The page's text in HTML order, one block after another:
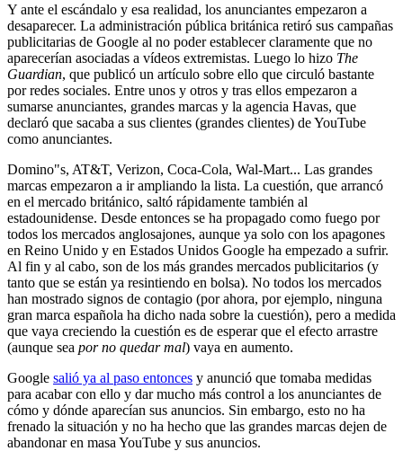
Y ante el escándalo y esa realidad, los anunciantes empezaron a
desaparecer. La administración pública británica retiró sus campañas
publicitarias de Google al no poder establecer claramente que no
aparecerían asociadas a vídeos extremistas. Luego lo hizo The
Guardian, que publicó un artículo sobre ello que circuló bastante
por redes sociales. Entre unos y otros y tras ellos empezaron a
sumarse anunciantes, grandes marcas y la agencia Havas, que
declaró que sacaba a sus clientes (grandes clientes) de YouTube
como anunciantes.
Domino"s, AT&T, Verizon, Coca-Cola, Wal-Mart... Las grandes
marcas empezaron a ir ampliando la lista. La cuestión, que arrancó
en el mercado británico, saltó rápidamente también al
estadounidense. Desde entonces se ha propagado como fuego por
todos los mercados anglosajones, aunque ya solo con los apagones
en Reino Unido y en Estados Unidos Google ha empezado a sufrir.
Al fin y al cabo, son de los más grandes mercados publicitarios (y
tanto que se están ya resintiendo en bolsa). No todos los mercados
han mostrado signos de contagio (por ahora, por ejemplo, ninguna
gran marca española ha dicho nada sobre la cuestión), pero a medida
que vaya creciendo la cuestión es de esperar que el efecto arrastre
(aunque sea por no quedar mal) vaya en aumento.
Google salió ya al paso entonces y anunció que tomaba medidas
para acabar con ello y dar mucho más control a los anunciantes de
cómo y dónde aparecían sus anuncios. Sin embargo, esto no ha
frenado la situación y no ha hecho que las grandes marcas dejen de
abandonar en masa YouTube y sus anuncios.